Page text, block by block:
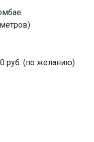
руб. (по желанию)